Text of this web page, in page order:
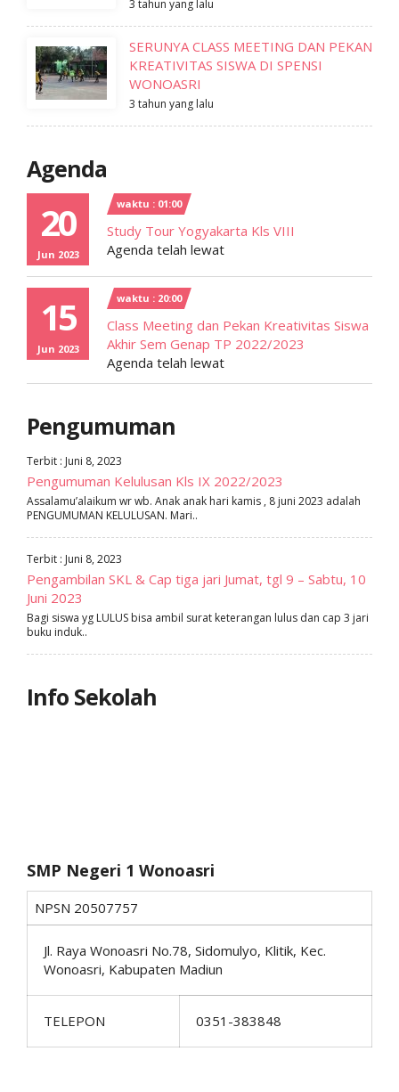
3 tahun yang lalu
SERUNYA CLASS MEETING DAN PEKAN
KREATIVITAS SISWA DI SPENSI
WONOASRI
3 tahun yang lalu
Agenda
20
Jun 2023
waktu : 01:00
Study Tour Yogyakarta Kls VIII
Agenda telah lewat
15
Jun 2023
waktu : 20:00
Class Meeting dan Pekan Kreativitas Siswa
Akhir Sem Genap TP 2022/2023
Agenda telah lewat
Pengumuman
Terbit : Juni 8, 2023
Pengumuman Kelulusan Kls IX 2022/2023
Assalamu’alaikum wr wb. Anak anak hari kamis , 8 juni 2023 adalah
PENGUMUMAN KELULUSAN. Mari..
Terbit : Juni 8, 2023
Pengambilan SKL & Cap tiga jari Jumat, tgl 9 – Sabtu, 10
Juni 2023
Bagi siswa yg LULUS bisa ambil surat keterangan lulus dan cap 3 jari
buku induk..
Info Sekolah
SMP Negeri 1 Wonoasri
NPSN 20507757
Jl. Raya Wonoasri No.78, Sidomulyo, Klitik, Kec.
Wonoasri, Kabupaten Madiun
TELEPON 0351-383848